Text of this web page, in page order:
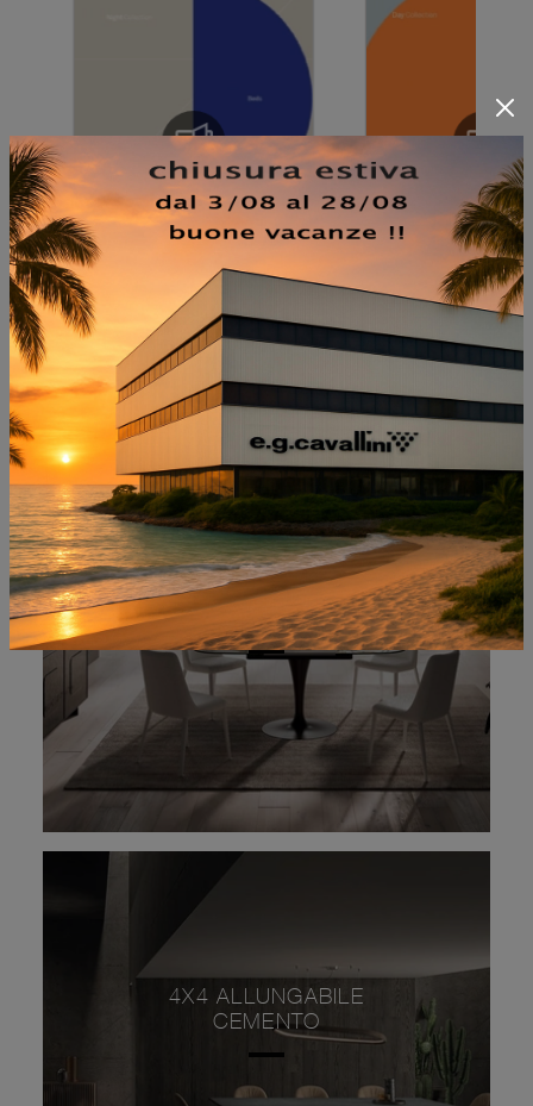
NON PERDERTI ANCHE:
BRAVO ALLUNGABILE
4X4 ALLUNGABILE
CEMENTO